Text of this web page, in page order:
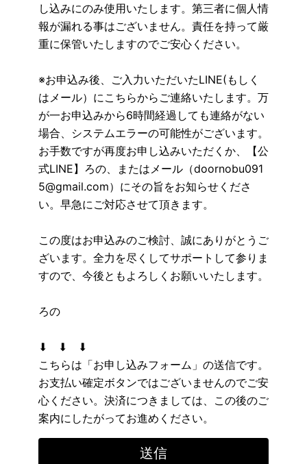
し込みにのみ使用いたします。第三者に個人情
報が漏れる事はございません。責任を持って厳
重に保管いたしますのでご安心ください。
※お申込み後、ご入力いただいたLINE(もしく
はメール）にこちらからご連絡いたします。万
が一お申込みから6時間経過しても連絡がない
場合、システムエラーの可能性がございます。
お手数ですが再度お申し込みいただくか、【公
式LINE】ろの、またはメール（doornobu091
5@gmail.com）にその旨をお知らせくださ
い。早急にご対応させて頂きます。
この度はお申込みのご検討、誠にありがとうご
ざいます。全力を尽くしてサポートして参りま
すので、今後ともよろしくお願いいたします。
ろの
⬇︎ ⬇︎ ⬇︎
こちらは「お申し込みフォーム」の送信です。
お支払い確定ボタンではございませんのでご安
心ください。決済につきましては、この後のご
案内にしたがってお進めください。
送信